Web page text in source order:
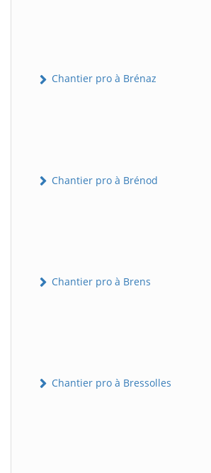
Chantier pro à Brénaz
Chantier pro à Brénod
Chantier pro à Brens
Chantier pro à Bressolles